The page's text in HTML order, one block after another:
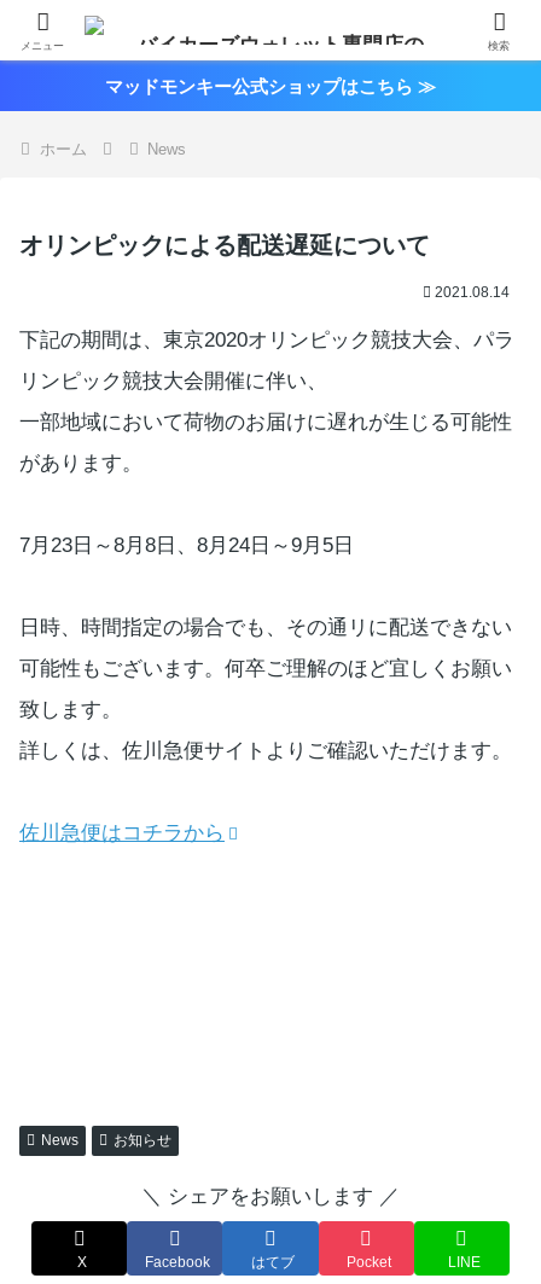
マッドモンキー公式ショップはこちら ≫
ホーム News
オリンピックによる配送遅延について
2021.08.14
下記の期間は、東京2020オリンピック競技大会、パラ
リンピック競技大会開催に伴い、
一部地域において荷物のお届けに遅れが生じる可能性
があります。
7月23日～8月8日、8月24日～9月5日
日時、時間指定の場合でも、その通リに配送できない
可能性もございます。何卒ご理解のほど宜しくお願い
致します。
詳しくは、佐川急便サイトよりご確認いただけます。
佐川急便はコチラから
News お知らせ
＼ シェアをお願いします ／
X Facebook はてブ Pocket LINE
メニュー 検索